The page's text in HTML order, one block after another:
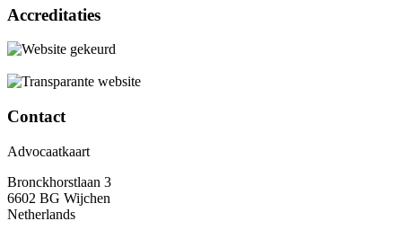
Accreditaties
Contact
Advocaatkaart
Bronckhorstlaan 3
6602 BG Wijchen
Netherlands